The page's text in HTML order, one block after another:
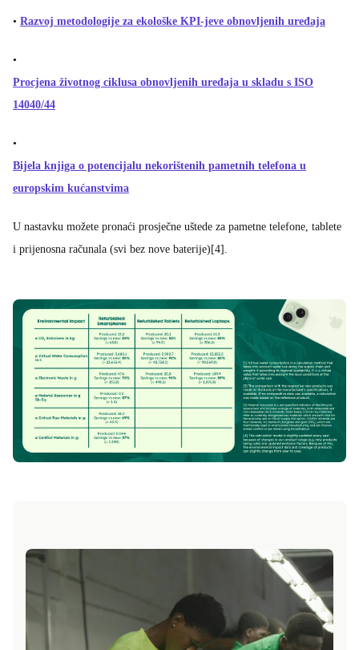
• Razvoj metodologije za ekološke KPI-jeve obnovljenih uređaja
•
Procjena životnog ciklusa obnovljenih uređaja u skladu s ISO
14040/44
•
Bijela knjiga o potencijalu nekorištenih pametnih telefona u
europskim kućanstvima
U nastavku možete pronaći prosječne uštede za pametne telefone, tablete
i prijenosna računala (svi bez nove baterije)[4].